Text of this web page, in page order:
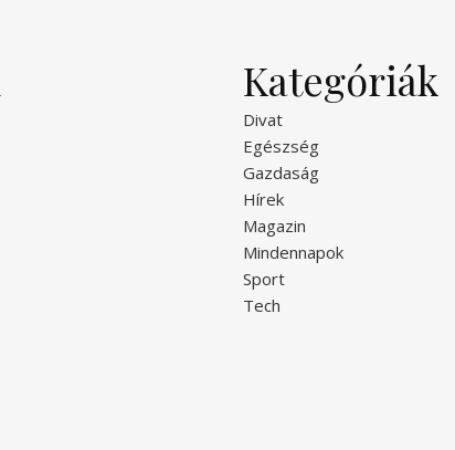
Kategóriák
Divat
Egészség
Gazdaság
Hírek
Magazin
Mindennapok
Sport
Tech